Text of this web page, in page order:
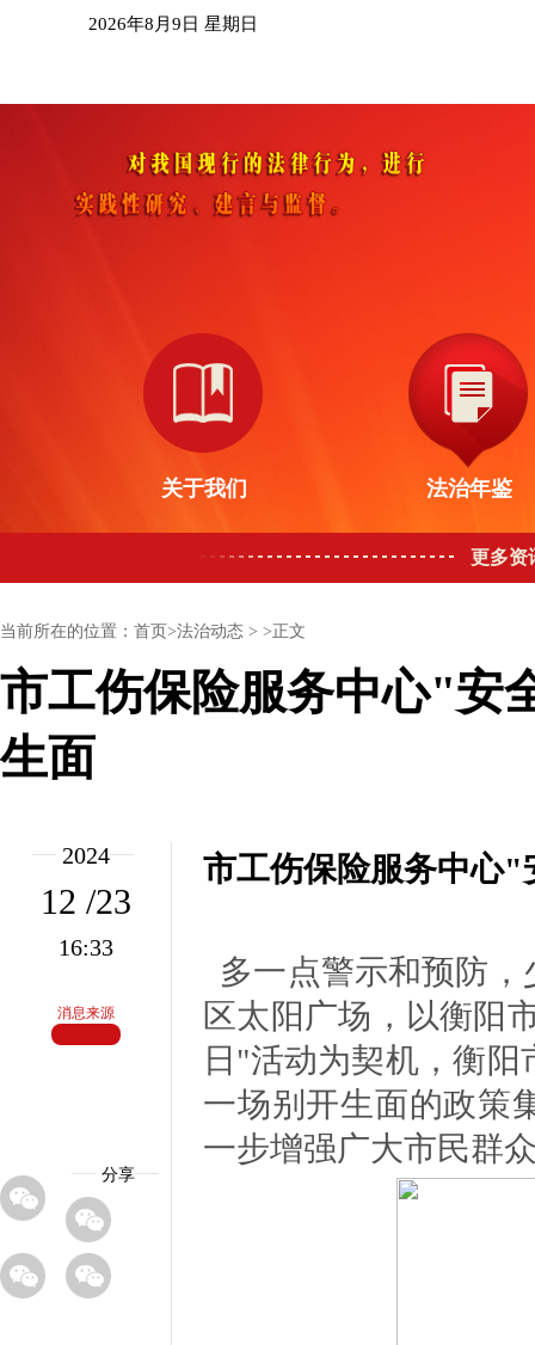
2026年8月9日 星期日
关于我们 法治年鉴
更多资
当前所在的位置：首页>法治动态 > >正文
市工伤保险服务中心"安
生面
2024
12 /23
16:33
消息来源
分享
市工伤保险服务中心
多一点警示和预防
区太阳广场，以衡阳
日"活动为契机，衡
一场别开生面的政策
一步增强广大市民群